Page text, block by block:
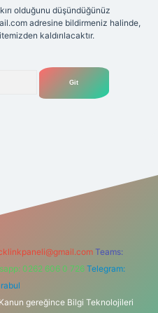
olduğunu düşündüğünüz
adresine bildirmeniz halinde,
kaldırılacaktır.
Teams:
0262 606 0 726 Telegram:
gereğince Bilgi Teknolojileri